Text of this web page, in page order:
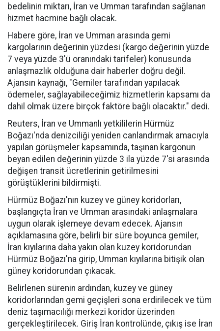
bedelinin miktarı, İran ve Umman tarafından sağlanan
hizmet hacmine bağlı olacak.
Habere göre, İran ve Umman arasında gemi
kargolarının değerinin yüzdesi (kargo değerinin yüzde
7 veya yüzde 3'ü oranındaki tarifeler) konusunda
anlaşmazlık olduğuna dair haberler doğru değil.
Ajansın kaynağı, "Gemiler tarafından yapılacak
ödemeler, sağlayabileceğimiz hizmetlerin kapsamı da
dahil olmak üzere birçok faktöre bağlı olacaktır." dedi.
Reuters, İran ve Ummanlı yetkililerin Hürmüz
Boğazı'nda denizciliği yeniden canlandırmak amacıyla
yapılan görüşmeler kapsamında, taşınan kargonun
beyan edilen değerinin yüzde 3 ila yüzde 7'si arasında
değişen transit ücretlerinin getirilmesini
görüştüklerini bildirmişti.
Hürmüz Boğazı'nın kuzey ve güney koridorları,
başlangıçta İran ve Umman arasındaki anlaşmalara
uygun olarak işlemeye devam edecek. Ajansın
açıklamasına göre, belirli bir süre boyunca gemiler,
İran kıyılarına daha yakın olan kuzey koridorundan
Hürmüz Boğazı'na girip, Umman kıyılarına bitişik olan
güney koridorundan çıkacak.
Belirlenen sürenin ardından, kuzey ve güney
koridorlarından gemi geçişleri sona erdirilecek ve tüm
deniz taşımacılığı merkezi koridor üzerinden
gerçekleştirilecek. Giriş İran kontrolünde, çıkış ise İran